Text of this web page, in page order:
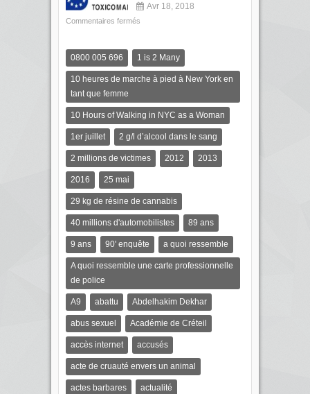
Avr 18, 2018
Commentaires fermés
0800 005 696 1 is 2 Many
10 heures de marche à pied à New York en
tant que femme
10 Hours of Walking in NYC as a Woman
1er juillet 2 g/l d’alcool dans le sang
2 millions de victimes 2012 2013
2016 25 mai
29 kg de résine de cannabis
40 millions d'automobilistes 89 ans
9 ans 90' enquête a quoi ressemble
A quoi ressemble une carte professionnelle
de police
A9 abattu Abdelhakim Dekhar
abus sexuel Académie de Créteil
accès internet accusés
acte de cruauté envers un animal
actes barbares actualité